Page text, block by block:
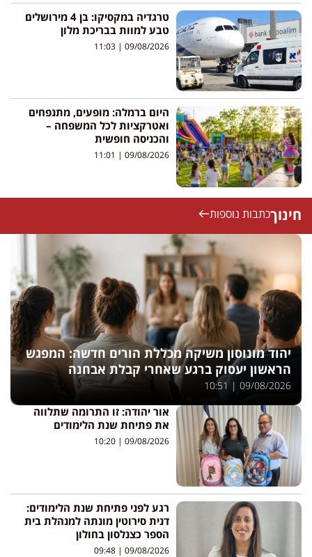
טרגדיה במקסיקו: בן 4 מירושלים
טבע למוות בבריכת מלון
09/08/2026
היום ברמלה: מופעים, מתנפחים
ואטרקציות לכל המשפחה –
והכניסה חופשית
09/08/2026
חינוךכתבות נוספות
יהוד מונוסון משיקה מכללת הורים חדשה: המפגש
הראשון יעסוק ברגע שאחרי קבלת אבחנה
09/08/2026
אור יהודה: זו התרומה שתלווה
את פתיחת שנת הלימודים
09/08/2026
רגע לפני פתיחת שנת הלימודים:
דנית סירוטין מונתה למנהלת בית
הספר כצנלסון בחולון
09/08/2026